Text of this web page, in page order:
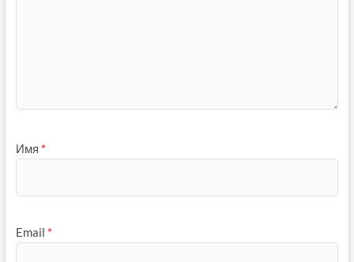
Имя *
Email *